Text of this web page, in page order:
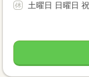
土曜日 日曜日